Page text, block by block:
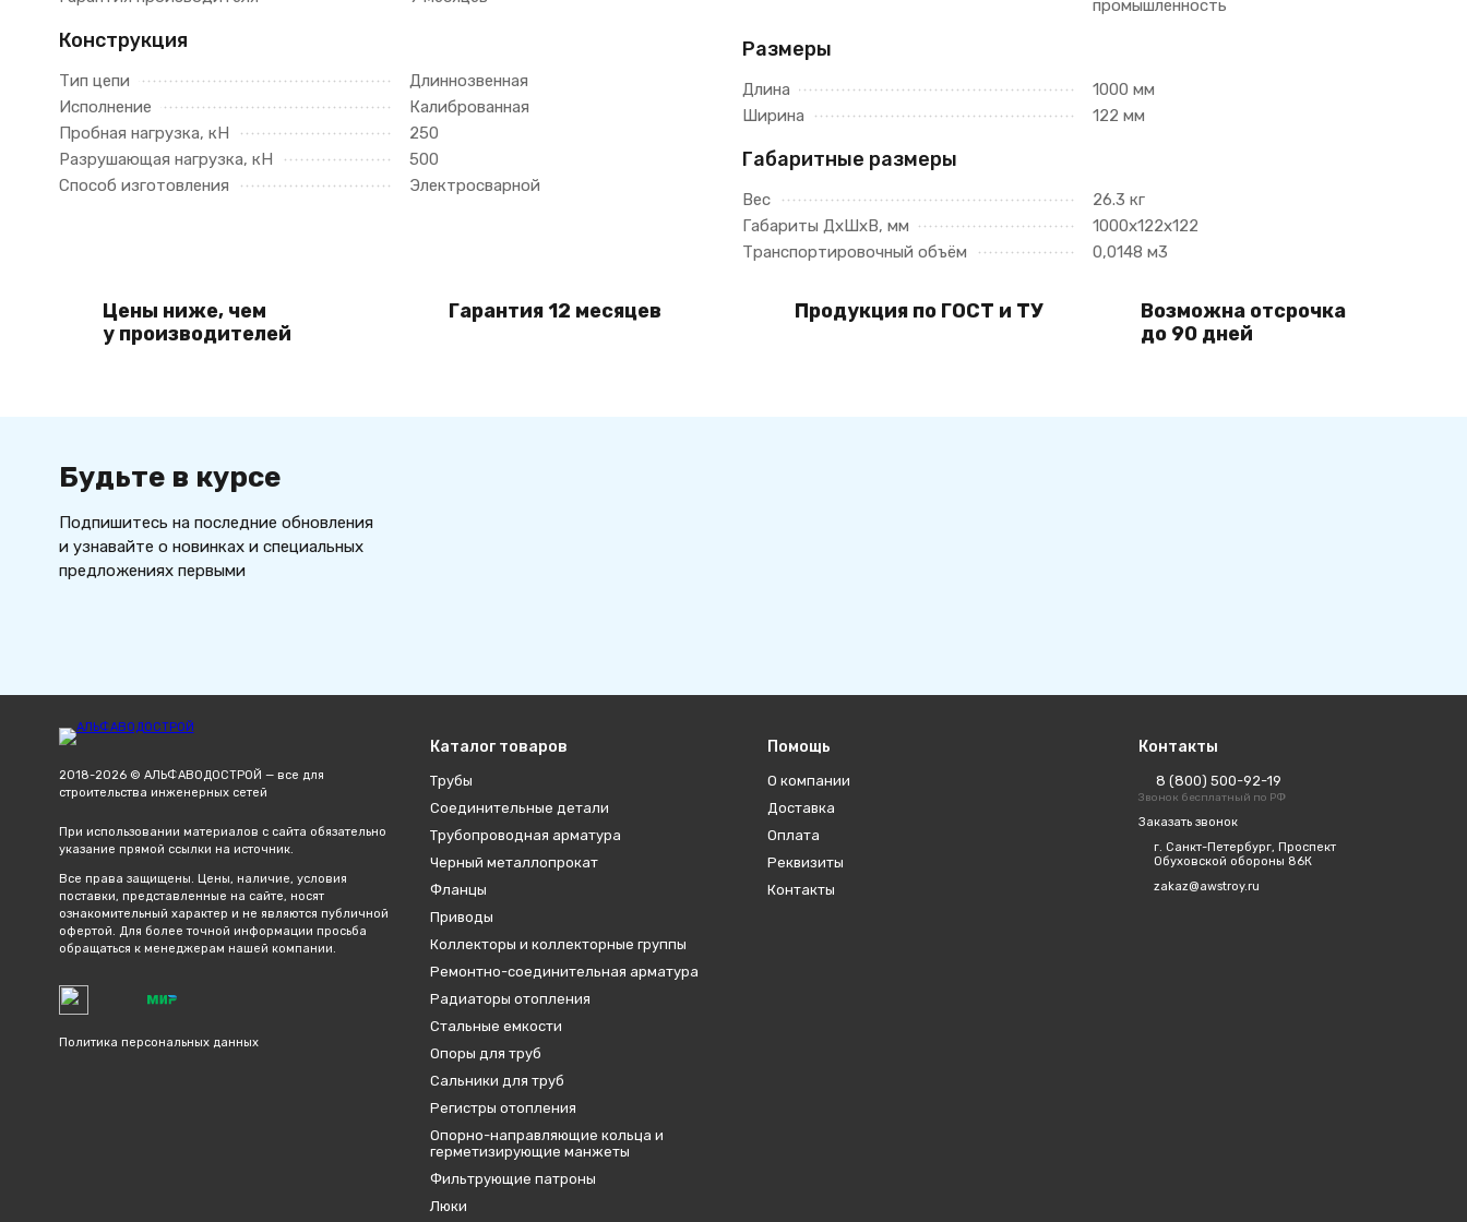
Конструкция
Тип цепи
Длиннозвенная
Исполнение
Калиброванная
Пробная нагрузка, кН
250
Разрушающая нагрузка, кН
500
Способ изготовления
Электросварной
промышленность
Размеры
Длина
1000 мм
Ширина
122 мм
Габаритные размеры
Вес
26.3 кг
Габариты ДхШхВ, мм
1000х122х122
Транспортировочный объём
0,0148 м3
Цены ниже, чем
у производителей
Гарантия 12 месяцев Продукция по ГОСТ и ТУ
Возможна отсрочка
до 90 дней
Будьте в курсе
Подпишитесь на последние обновления
и узнавайте о новинках и специальных
предложениях первыми
2018-2026 © АЛЬФАВОДОСТРОЙ — все для
строительства инженерных сетей
При использовании материалов с сайта обязательно
указание прямой ссылки на источник.
Все права защищены. Цены, наличие, условия
поставки, представленные на сайте, носят
ознакомительный характер и не являются публичной
офертой. Для более точной информации просьба
обращаться к менеджерам нашей компании.
Политика персональных данных
Каталог товаров
Трубы
Соединительные детали
Трубопроводная арматура
Черный металлопрокат
Фланцы
Приводы
Коллекторы и коллекторные группы
Ремонтно-соединительная арматура
Радиаторы отопления
Стальные емкости
Опоры для труб
Сальники для труб
Регистры отопления
Опорно-направляющие кольца и
герметизирующие манжеты
Фильтрующие патроны
Люки
Помощь
О компании
Доставка
Оплата
Реквизиты
Контакты
Контакты
8 (800) 500-92-19
Звонок бесплатный по РФ
Заказать звонок
г. Санкт-Петербург, Проспект
Обуховской обороны 86К
zakaz@awstroy.ru